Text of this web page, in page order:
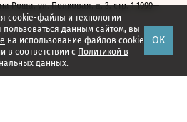
cookie-файлы и технологии
данным сайтом, вы
на использование файлов cookie
в соответствии с Политикой в
данных.
ОК
Роща, ул. Полковая, д. 3, стр. 1 1999—